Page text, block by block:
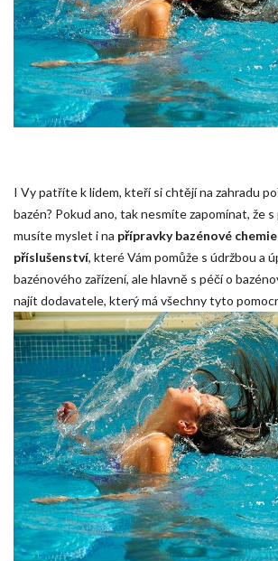
I Vy patříte k lidem, kteří si chtějí na zahradu
bazén? Pokud ano, tak nesmíte zapomínat, že
musíte myslet i na přípravky bazénové
příslušenství, které Vám pomůže s údržbou a
bazénového zařízení, ale hlavně s péčí o
najít dodavatele, který má všechny tyto